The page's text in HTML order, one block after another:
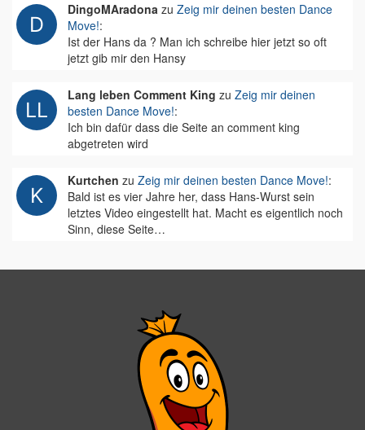
DingoMAradona zu Zeig mir deinen besten Dance
Move!:
Ist der Hans da ? Man ich schreibe hier jetzt so oft
jetzt gib mir den Hansy
Lang leben Comment King zu Zeig mir deinen
besten Dance Move!:
Ich bin dafür dass die Seite an comment king
abgetreten wird
Kurtchen zu Zeig mir deinen besten Dance Move!:
Bald ist es vier Jahre her, dass Hans-Wurst sein
letztes Video eingestellt hat. Macht es eigentlich noch
Sinn, diese Seite…